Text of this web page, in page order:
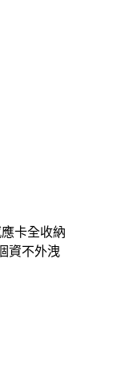
卡全收納
資不外洩